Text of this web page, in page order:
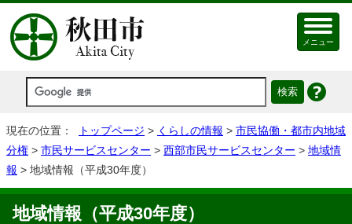
メニュー
現在の位置： トップページ > くらしの情報 > 市民協働・都市内地域
分権 > 市民サービスセンター > 西部市民サービスセンター > 地域情
報 > 地域情報（平成30年度）
地域情報（平成30年度）